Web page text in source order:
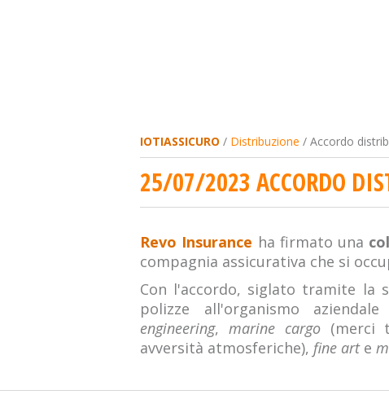
IOTIASSICURO / Distribuzione / Accordo
25/07/2023 ACCORDO
Revo Insurance ha firmato una
compagnia assicurativa che si
Con l'accordo, siglato tramite la
polizze all'organismo
engineering, marine cargo(merci
avversità atmosferiche), fine arte